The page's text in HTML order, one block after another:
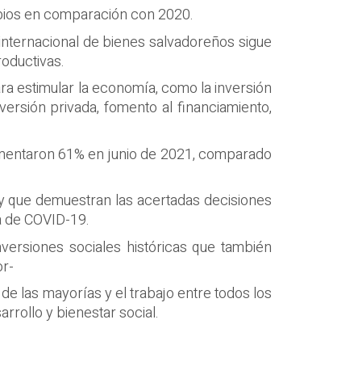
en comparación con 2020.
de bienes salvadoreños sigue
estimular la economía, como la inversión
privada, fomento al financiamiento,
61% en junio de 2021, comparado
demuestran las acertadas decisiones
COVID-19.
sociales históricas que también
las mayorías y el trabajo entre todos los
y bienestar social.